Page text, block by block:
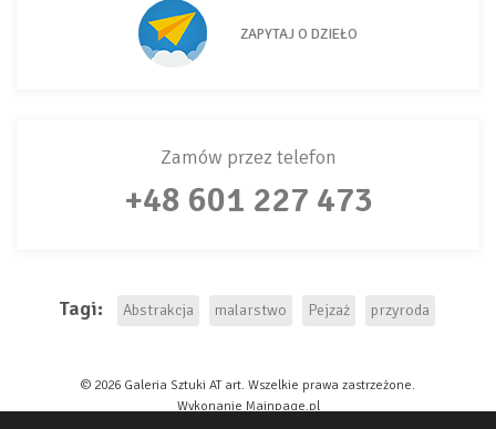
ZAPYTAJ O DZIEŁO
Oświadczam, że zapoznałem/am się z polityką prywatności serwisu
Zamów przez telefon
+48 601 227 473
Tagi: Abstrakcja malarstwo Pejzaż przyroda
© 2026 Galeria Sztuki AT art. Wszelkie prawa zastrzeżone.
Wykonanie Mainpage.pl